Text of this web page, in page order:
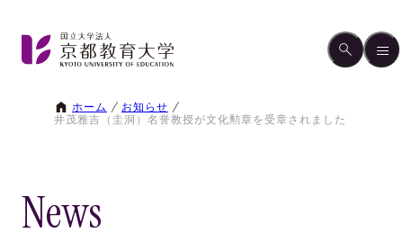
ホーム
お知らせ
井茂雅吉（圭洞）名誉教授が文化勲章を受章されました
News